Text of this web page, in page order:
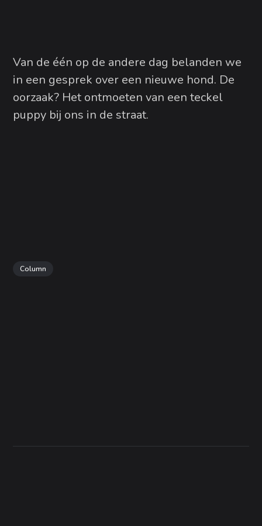
Van de één op de andere dag belanden we
in een gesprek over een nieuwe hond. De
oorzaak? Het ontmoeten van een teckel
puppy bij ons in de straat.
Column